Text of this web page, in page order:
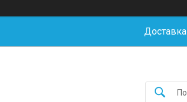
Доставка